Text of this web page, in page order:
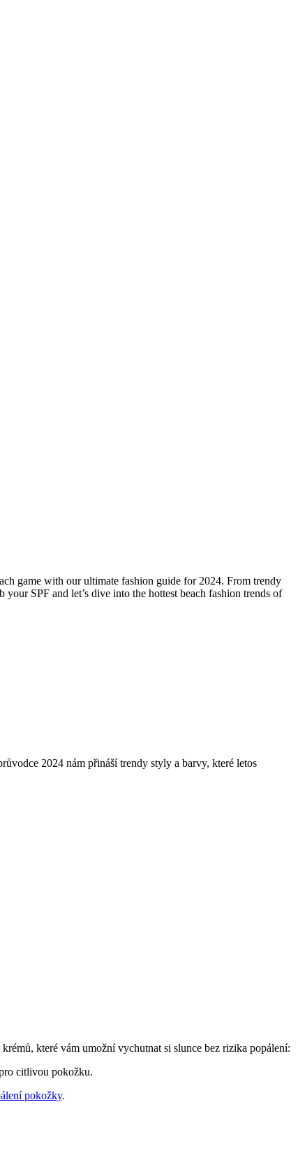
game with our ultimate fashion guide for 2024. From trendy
SPF and let’s dive into the hottest beach fashion trends of
2024 nám přináší trendy styly a barvy, které letos
které vám umožní vychutnat si slunce bez rizika popálení:
citlivou pokožku.
pokožky.